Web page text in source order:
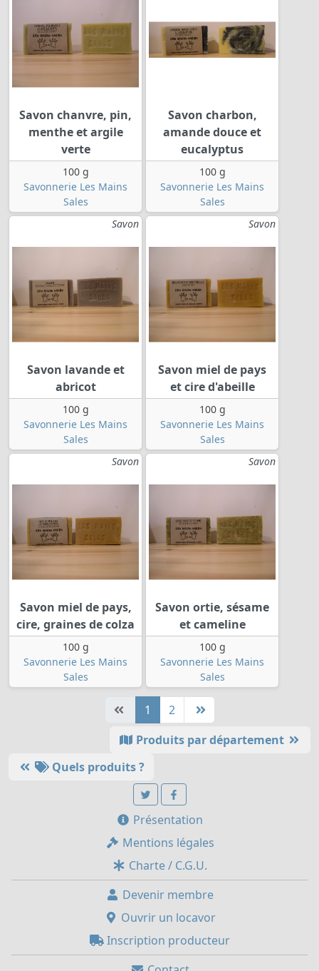
Savon chanvre, pin,
menthe et argile
verte
100 g
Savonnerie Les Mains
Sales
Savon charbon,
amande douce et
eucalyptus
100 g
Savonnerie Les Mains
Sales
Savon
Savon lavande et
abricot
100 g
Savonnerie Les Mains
Sales
Savon
Savon miel de pays
et cire d'abeille
100 g
Savonnerie Les Mains
Sales
Savon
Savon miel de pays,
cire, graines de colza
100 g
Savonnerie Les Mains
Sales
Savon
Savon ortie, sésame
et cameline
100 g
Savonnerie Les Mains
Sales
1
2
Produits par département
Quels produits ?
Présentation
Mentions légales
Charte / C.G.U.
Devenir membre
Ouvrir un locavor
Inscription producteur